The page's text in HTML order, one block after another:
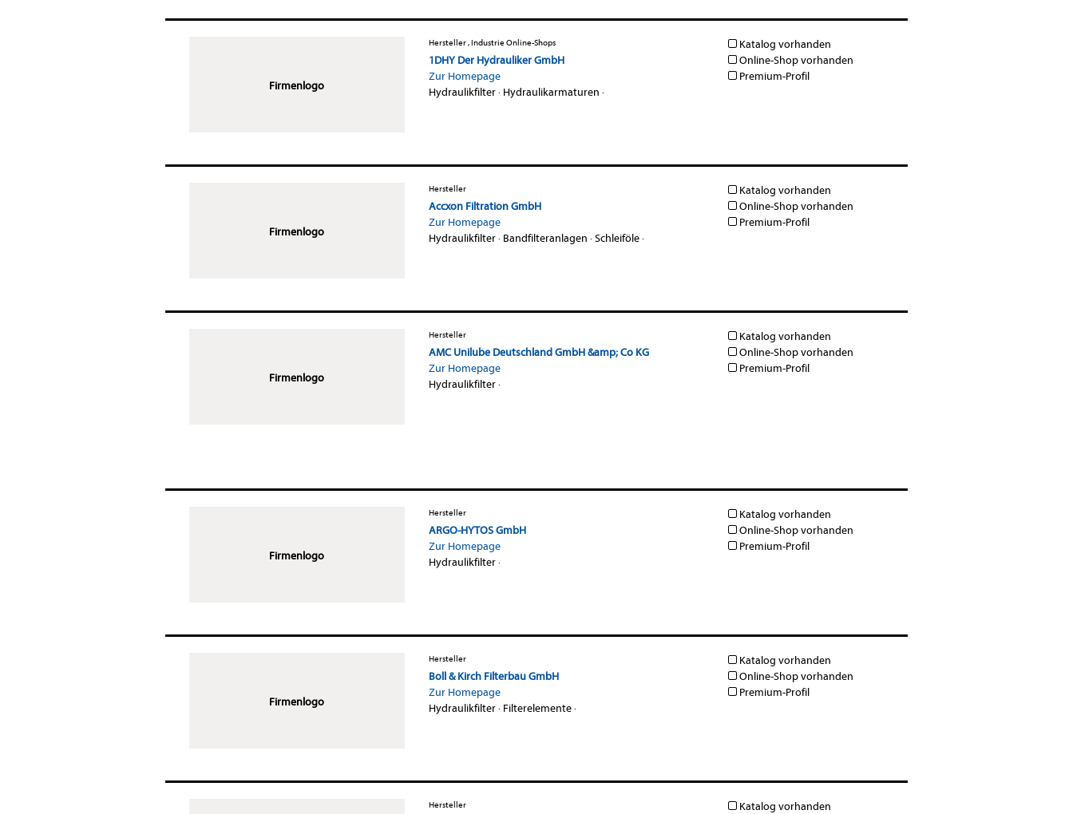
Firmenlogo
Hersteller , Industrie Online-Shops
1DHY Der Hydrauliker GmbH
Zur Homepage
Hydraulikfilter· Hydraulikarmaturen ·
Katalog vorhanden
Online-Shop vorhanden
Premium-Profil
Firmenlogo
Hersteller
Accxon Filtration GmbH
Zur Homepage
Hydraulikfilter· Bandfilteranlagen ·Schleiföle·
Katalog vorhanden
Online-Shop vorhanden
Premium-Profil
Firmenlogo
Hersteller
AMC Unilube Deutschland GmbH &amp; Co KG
Zur Homepage
Hydraulikfilter·
Katalog vorhanden
Online-Shop vorhanden
Premium-Profil
Firmenlogo
Hersteller
ARGO-HYTOS GmbH
Zur Homepage
Hydraulikfilter·
Katalog vorhanden
Online-Shop vorhanden
Premium-Profil
Firmenlogo
Hersteller
Boll & Kirch Filterbau GmbH
Zur Homepage
Hydraulikfilter· Filterelemente·
Katalog vorhanden
Online-Shop vorhanden
Premium-Profil
Hersteller
Katalog vorhanden